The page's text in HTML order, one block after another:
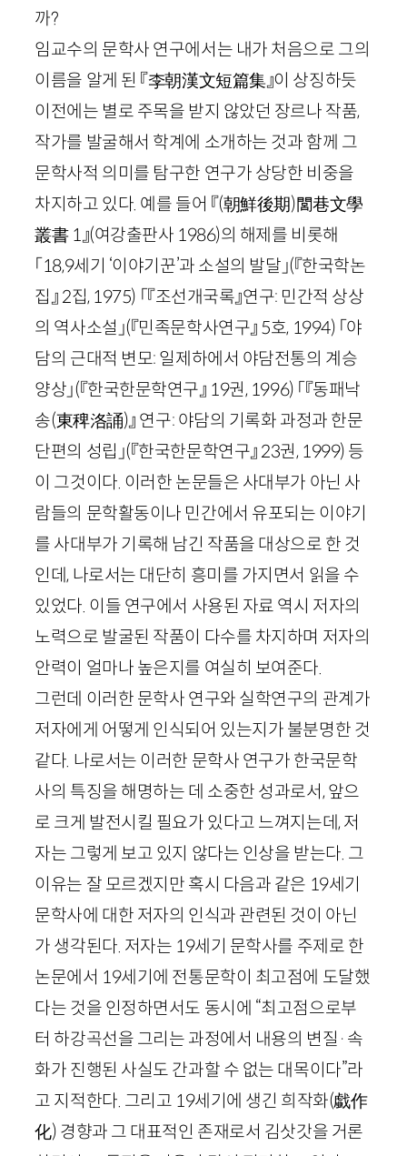
까?
임교수의 문학사 연구에서는 내가 처음으로 그의
이름을 알게 된 『李朝漢文短篇集』이 상징하듯
이전에는 별로 주목을 받지 않았던 장르나 작품,
작가를 발굴해서 학계에 소개하는 것과 함께 그
문학사적 의미를 탐구한 연구가 상당한 비중을
차지하고 있다. 예를 들어 『(朝鮮後期)閭巷文學
叢書 1』(여강출판사 1986)의 해제를 비롯해
「18,9세기 ‘이야기꾼’과 소설의 발달」(『한국학논
집』 2집, 1975) 「『조선개국록』연구: 민간적 상상
의 역사소설」(『민족문학사연구』 5호, 1994) 「야
담의 근대적 변모: 일제하에서 야담전통의 계승
양상」(『한국한문학연구』 19권, 1996) 「『동패낙
송(東稗洛誦)』 연구: 야담의 기록화 과정과 한문
단편의 성립」(『한국한문학연구』 23권, 1999) 등
이 그것이다. 이러한 논문들은 사대부가 아닌 사
람들의 문학활동이나 민간에서 유포되는 이야기
를 사대부가 기록해 남긴 작품을 대상으로 한 것
인데, 나로서는 대단히 흥미를 가지면서 읽을 수
있었다. 이들 연구에서 사용된 자료 역시 저자의
노력으로 발굴된 작품이 다수를 차지하며 저자의
안력이 얼마나 높은지를 여실히 보여준다.
그런데 이러한 문학사 연구와 실학연구의 관계가
저자에게 어떻게 인식되어 있는지가 불분명한 것
같다. 나로서는 이러한 문학사 연구가 한국문학
사의 특징을 해명하는 데 소중한 성과로서, 앞으
로 크게 발전시킬 필요가 있다고 느껴지는데, 저
자는 그렇게 보고 있지 않다는 인상을 받는다. 그
이유는 잘 모르겠지만 혹시 다음과 같은 19세기
문학사에 대한 저자의 인식과 관련된 것이 아닌
가 생각된다. 저자는 19세기 문학사를 주제로 한
논문에서 19세기에 전통문학이 최고점에 도달했
다는 것을 인정하면서도 동시에 “최고점으로부
터 하강곡선을 그리는 과정에서 내용의 변질·속
화가 진행된 사실도 간과할 수 없는 대목이다”라
고 지적한다. 그리고 19세기에 생긴 희작화(戱作
化) 경향과 그 대표적인 존재로서 김삿갓을 거론